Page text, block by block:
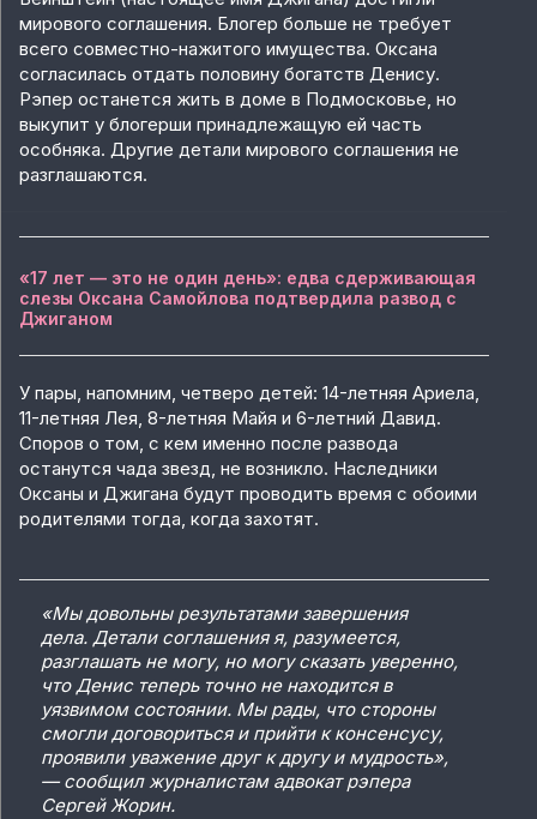
мирового соглашения. Блогер больше не требует
всего совместно-нажитого имущества. Оксана
согласилась отдать половину богатств Денису.
Рэпер останется жить в доме в Подмосковье, но
выкупит у блогерши принадлежащую ей часть
особняка. Другие детали мирового соглашения не
разглашаются.
«17 лет — это не один день»: едва сдерживающая
слезы Оксана Самойлова подтвердила развод с
Джиганом
У пары, напомним, четверо детей: 14-летняя Ариела,
11-летняя Лея, 8-летняя Майя и 6-летний Давид.
Споров о том, с кем именно после развода
останутся чада звезд, не возникло. Наследники
Оксаны и Джигана будут проводить время с обоими
родителями тогда, когда захотят.
«Мы довольны результатами завершения
дела. Детали соглашения я, разумеется,
разглашать не могу, но могу сказать уверенно,
что Денис теперь точно не находится в
уязвимом состоянии. Мы рады, что стороны
смогли договориться и прийти к консенсусу,
проявили уважение друг к другу и мудрость»,
— сообщил журналистам адвокат рэпера
Сергей Жорин.